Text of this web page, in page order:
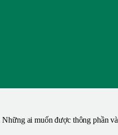
ai muốn được thông